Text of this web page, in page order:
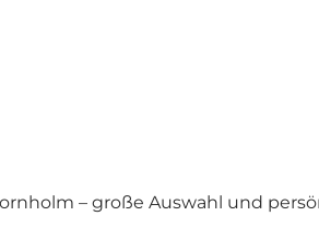
– große Auswahl und